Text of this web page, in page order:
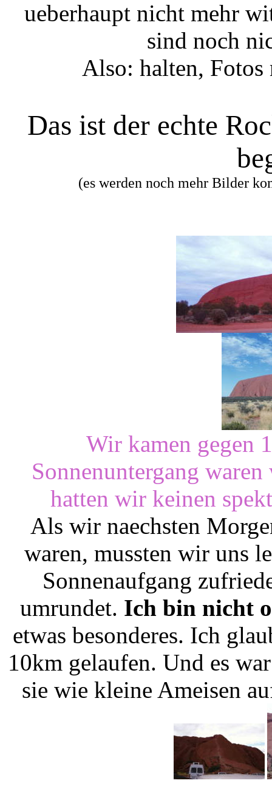
ueberhaupt nicht mehr
sind noch
Also: halten, Fotos
Das ist der echte
(es werden noch mehr Bilder
Wir kamen gegen
Sonnenuntergang
hatten wir keinen
Als wir naechsten
waren, mussten wir uns
Sonnenaufgang
umrundet. Ich bin nicht
etwas besonderes. Ich
10km gelaufen. Und es
sie wie kleine Ameisen